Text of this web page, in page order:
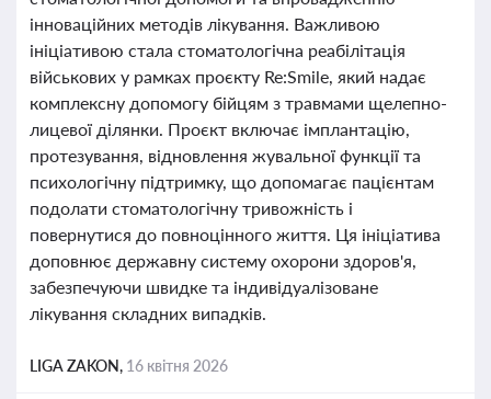
інноваційних методів лікування. Важливою
ініціативою стала стоматологічна реабілітація
військових у рамках проєкту Re:Smile, який надає
комплексну допомогу бійцям з травмами щелепно-
лицевої ділянки. Проєкт включає імплантацію,
протезування, відновлення жувальної функції та
психологічну підтримку, що допомагає пацієнтам
подолати стоматологічну тривожність і
повернутися до повноцінного життя. Ця ініціатива
доповнює державну систему охорони здоров'я,
забезпечуючи швидке та індивідуалізоване
лікування складних випадків.
LIGA ZAKON, 16 квітня 2026